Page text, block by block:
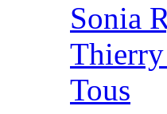
Sonia
Tous